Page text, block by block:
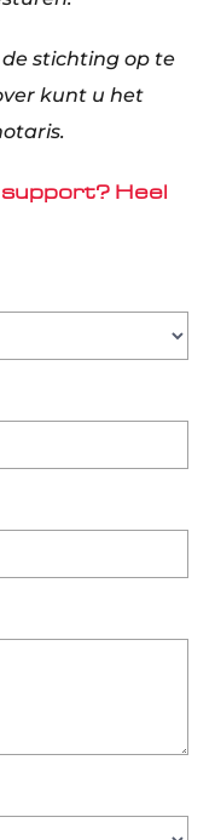
stichting op te
kunt u het
support? Heel